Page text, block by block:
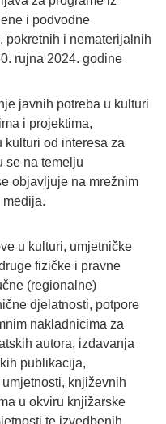
i podvodne
pokretnih i nematerijalnih
rujna 2024. godine
javnih potreba u kulturi
i projektima,
kulturi od interesa za
se na temelju
objavljuje na mrežnim
medija.
u kulturi, umjetničke
fizičke i pravne
(regionalne)
djelatnosti, potpore
nakladnicima za
autora, izdavanja
publikacija,
književnih
u okviru knjižarske
te izvedbenih